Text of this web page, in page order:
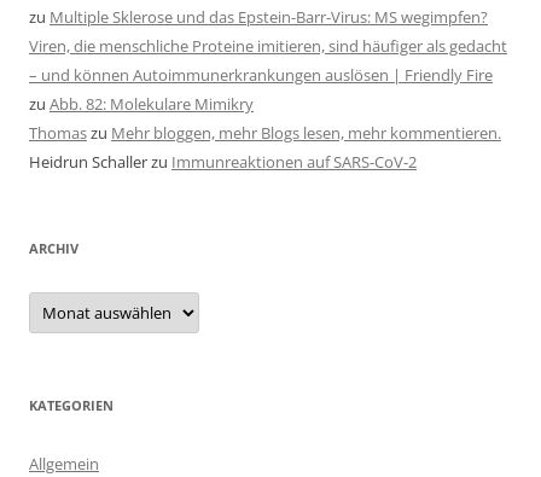
zu Multiple Sklerose und das Epstein-Barr-Virus: MS wegimpfen?
Viren, die menschliche Proteine imitieren, sind häufiger als gedacht
– und können Autoimmunerkrankungen auslösen | Friendly Fire
zu Abb. 82: Molekulare Mimikry
Thomaszu Mehr bloggen, mehr Blogs lesen, mehr kommentieren.
Heidrun Schallerzu Immunreaktionen auf SARS-CoV-2
ARCHIV
Archiv
KATEGORIEN
Allgemein